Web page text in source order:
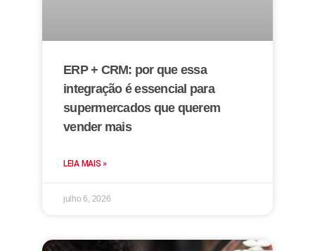
ERP + CRM: por que essa
integração é essencial para
supermercados que querem
vender mais
LEIA MAIS »
julho 6, 2026